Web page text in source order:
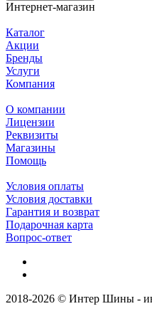
Интернет-магазин
Каталог
Акции
Бренды
Услуги
Компания
О компании
Лицензии
Реквизиты
Магазины
Помощь
Условия оплаты
Условия доставки
Гарантия и возврат
Подарочная карта
Вопрос-ответ
2018-2026 © Интер Шины -